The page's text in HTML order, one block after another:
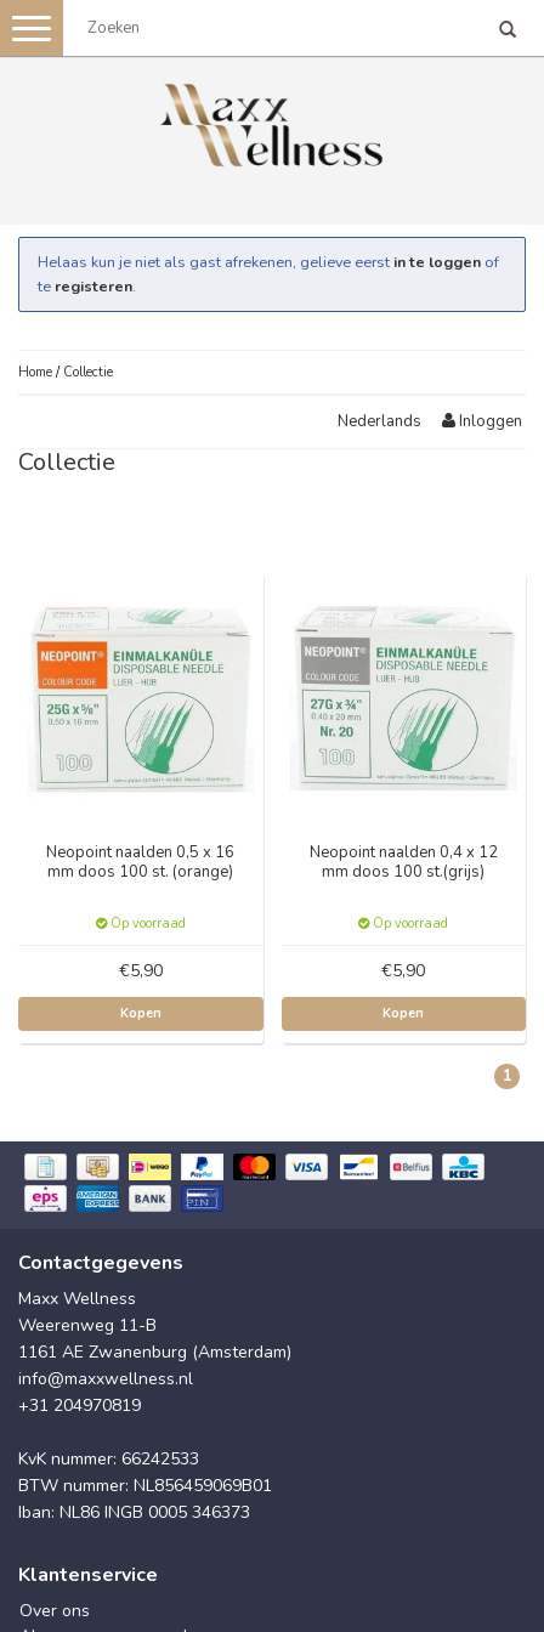
Toggle
navigation
Helaas kun je niet als gast afrekenen, gelieve eerst in te loggen of
te registeren.
Home / Collectie
Nederlands Inloggen
Collectie
Neopoint naalden 0,5 x 16
mm doos 100 st. (orange)
Op voorraad
€5,90
Kopen
Neopoint naalden 0,4 x 12
mm doos 100 st.(grijs)
Op voorraad
€5,90
Kopen
1
Contactgegevens
Maxx Wellness
Weerenweg 11-B
1161 AE Zwanenburg (Amsterdam)
info@maxxwellness.nl
+31 204970819
KvK nummer: 66242533
BTW nummer: NL856459069B01
Iban: NL86 INGB 0005 346373
Klantenservice
Over ons